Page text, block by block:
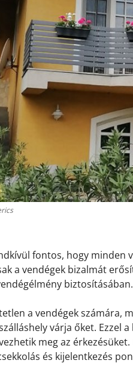
fontos, hogy minden
a vendégek bizalmát
biztosításában.
a vendégek számára,
várja őket. Ezzel
meg az
és kijelentkezés